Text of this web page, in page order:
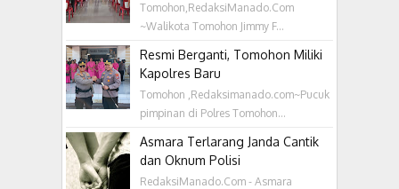
Tomohon,RedaksiManado.Com
~Walikota Tomohon Jimmy F...
Resmi Berganti, Tomohon Miliki
Kapolres Baru
Tomohon ,Redaksimanado.com~Pucuk
pimpinan di Polres Tomohon...
Asmara Terlarang Janda Cantik
dan Oknum Polisi
RedaksiManado.Com - Asmara